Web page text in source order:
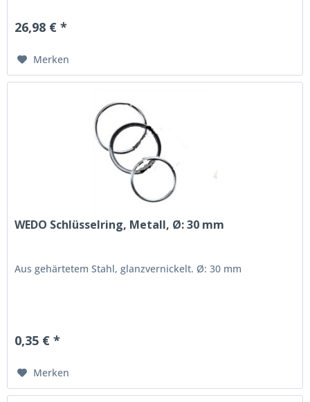
26,98 € *
Merken
WEDO Schlüsselring, Metall, Ø: 30 mm
Aus gehärtetem Stahl, glanzvernickelt. Ø: 30 mm
0,35 € *
Merken